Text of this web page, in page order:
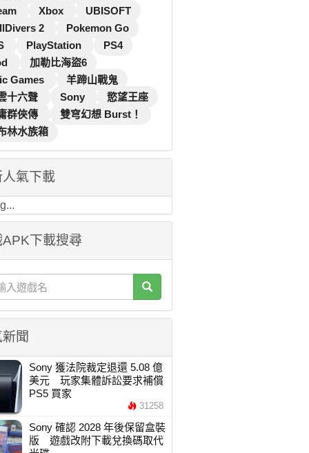
Xbox
UBISOFT
2
Pokemon Go
PlayStation
PS4
加勒比海盜6
Games
羊蹄山戰鬼
十六聲
Sony
慾望王座
群俠傳
雙穹幻想 Burst！
林水族箱
氣下載
下載搜尋
聞
Sony 獲法院裁定退還 5.08 億
美元 玩家集體訴訟要求補償
PS5 買家
31258
Sony 確認 2028 年後保留盒裝
版 遊戲改附下載兌換碼取代